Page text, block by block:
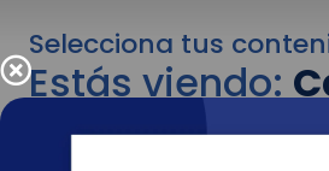
Selecciona tus
Estás viendo:
para